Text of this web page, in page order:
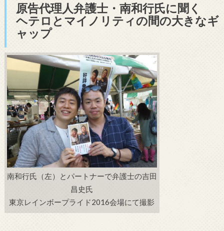
原告代理人弁護士・南和行氏に聞く
ヘテロとマイノリティの間の大きなギ
ャップ
南和行氏（左）とパートナーで弁護士の吉田
昌史氏
東京レインボープライド2016会場にて撮影